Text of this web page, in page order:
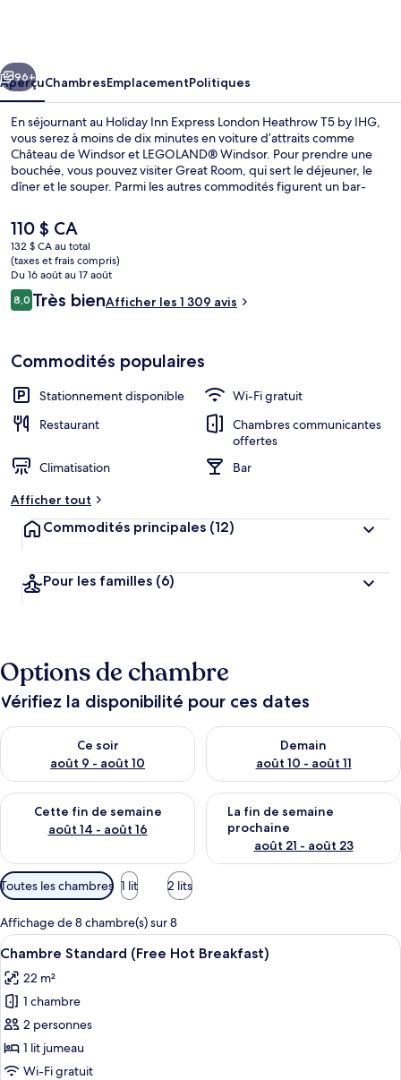
London
Heathrow
T5
by
IHG
Suivant
96+
AperçuChambresEmplacementPolitiques
En séjournant au Holiday Inn Express London Heathrow T5 by IHG,
vous serez à moins de dix minutes en voiture d’attraits comme
Château de Windsor et LEGOLAND® Windsor. Pour prendre une
bouchée, vous pouvez visiter Great Room, qui sert le déjeuner, le
dîner et le souper. Parmi les autres commodités figurent un bar-
personnel serviable et le déjeuner.
Le
prix
actuel
est
de 110 $ CA
110 $ CA
132 $ CA au total
(taxes et frais compris)
Du 16 août au 17 août
Avis
8,08,0 sur 10 –
Très bienAfficher les 1 309 avis
Commodités populaires
Stationnement disponible
Wi-Fi gratuit
Restaurant
Chambres communicantes
offertes
Climatisation
Bar
Afficher tout
Commodités principales (12)
Pour les familles (6)
Options de chambre
Vérifiez la disponibilité pour ces dates
Ce soir
août 9 - août 10
Vérifier la disponibilité pour ce soir août 9 - août 10
Demain
août 10 - août 11
Vérifier la disponibilité pour
Cette fin de semaine
août 14 - août 16
Vérifier la disponibilité pour cette fin de semaine août 14 -
La fin de semaine
prochaine
août 21 - août 23
Vérifier la disponibilité pour
Filtres
disponibles
pour
les
chambres
Toutes les chambres 1 lit 2 lits
Affichage de 8 chambre(s) sur 8
Afficher
toutes
les
photos
pour
ce
type
Une chambre d’hôtel avec deux lits,
10
Chambre Standard (Free Hot Breakfast)
22 m²
1 chambre
2 personnes
1 lit jumeau
Wi-Fi gratuit